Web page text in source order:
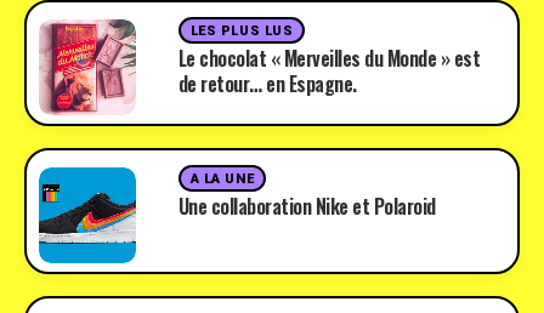
LES PLUS LUS
Le chocolat « Merveilles du Monde » est
de retour… en Espagne.
A LA UNE
Une collaboration Nike et Polaroid